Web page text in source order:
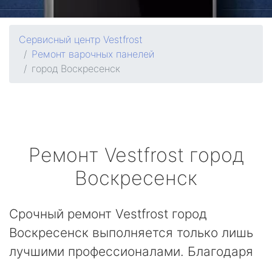
Сервисный центр Vestfrost
Ремонт варочных панелей
город Воскресенск
Ремонт Vestfrost город
Воскресенск
Срочный ремонт Vestfrost город
Воскресенск выполняется только лишь
лучшими профессионалами. Благодаря